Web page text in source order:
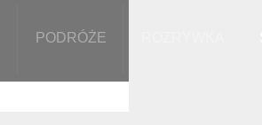
PODRÓŻE